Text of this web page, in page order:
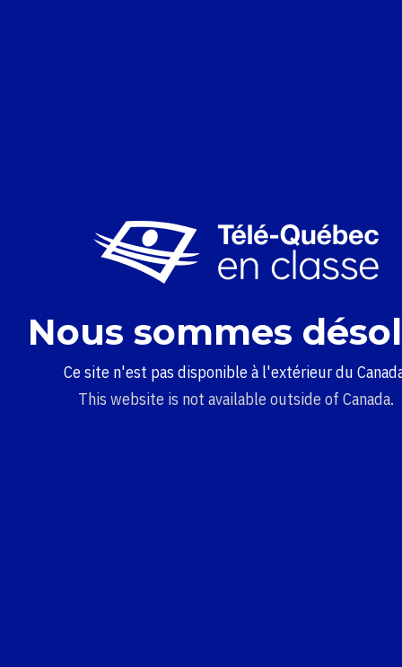
Nous sommes
Ce site n'est pas disponible à l'extérieur du
This website is not available outside of Canada.